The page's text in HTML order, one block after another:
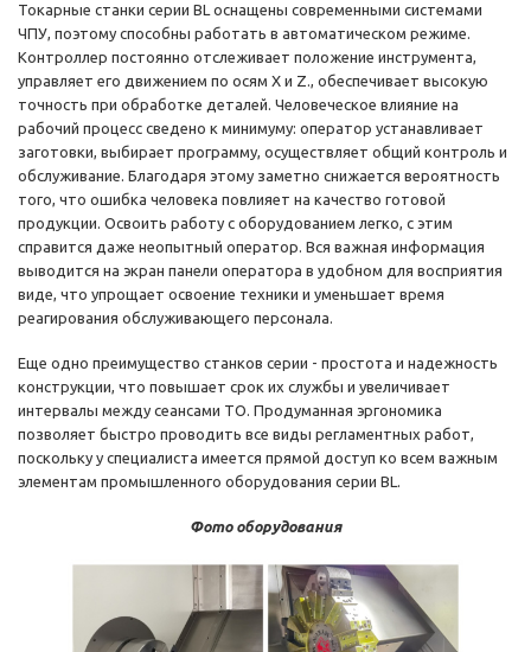
Токарные станки серии BL оснащены современными системами
ЧПУ, поэтому способны работать в автоматическом режиме.
Контроллер постоянно отслеживает положение инструмента,
управляет его движением по осям X и Z., обеспечивает высокую
точность при обработке деталей. Человеческое влияние на
рабочий процесс сведено к минимуму: оператор устанавливает
заготовки, выбирает программу, осуществляет общий контроль и
обслуживание. Благодаря этому заметно снижается вероятность
того, что ошибка человека повлияет на качество готовой
продукции. Освоить работу с оборудованием легко, с этим
справится даже неопытный оператор. Вся важная информация
выводится на экран панели оператора в удобном для восприятия
виде, что упрощает освоение техники и уменьшает время
реагирования обслуживающего персонала.
Еще одно преимущество станков серии - простота и надежность
конструкции, что повышает срок их службы и увеличивает
интервалы между сеансами ТО. Продуманная эргономика
позволяет быстро проводить все виды регламентных работ,
поскольку у специалиста имеется прямой доступ ко всем важным
элементам промышленного оборудования серии BL.
Фото оборудования